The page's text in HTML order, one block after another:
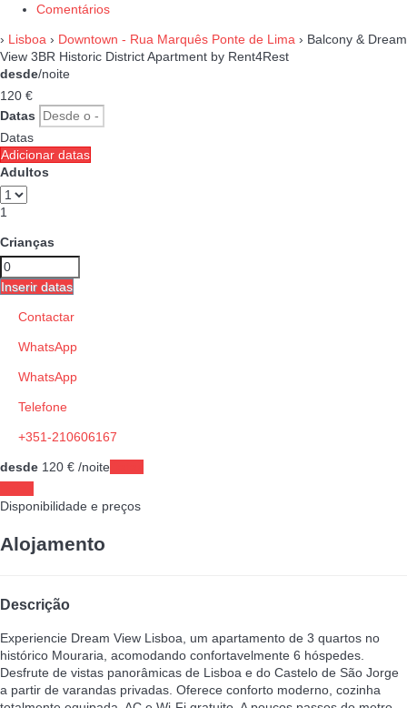
Comentários
› Lisboa › Downtown - Rua Marquês Ponte de Lima › Balcony & Dream
View 3BR Historic District Apartment by Rent4Rest
desde/noite
120 €
Datas
Datas
Adicionar datas
Adultos
1
Crianças
Inserir datas
Contactar
WhatsApp
WhatsApp
Telefone
+351-210606167
desde 120 € /noite
Disponibilidade e preços
Alojamento
Descrição
Experiencie Dream View Lisboa, um apartamento de 3 quartos no
histórico Mouraria, acomodando confortavelmente 6 hóspedes.
Desfrute de vistas panorâmicas de Lisboa e do Castelo de São Jorge
a partir de varandas privadas. Oferece conforto moderno, cozinha